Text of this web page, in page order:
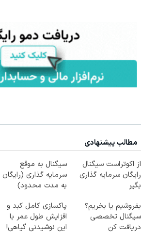
مطالب پیشنهادی
از اکوتراست سیگنال
رایگان سرمایه گذاری
بگیر
سیگنال به موقع
سرمایه گذاری (رایگان
به مدت محدود)
بفروشیم یا بخریم؟
سیگنال تخصصی
دریافت کن
پاکسازی کامل کبد و
افزایش طول عمر با
این نوشیدنی گیاهی!